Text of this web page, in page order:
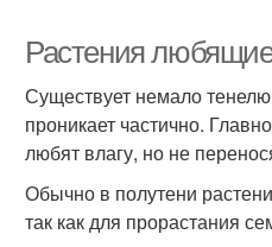
Растения
Существует немало
проникает частично.
любят влагу, но не
Обычно в полутени
так как для прорастания